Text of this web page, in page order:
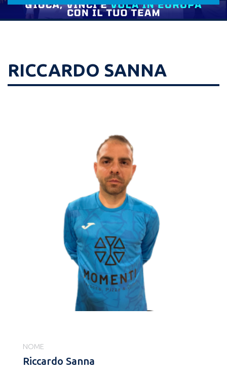
RICCARDO SANNA
NOME
Riccardo Sanna